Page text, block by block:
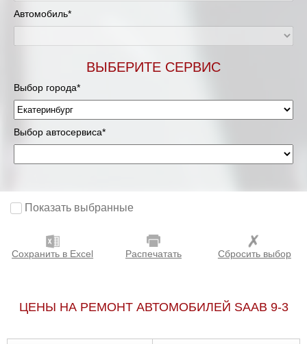
Автомобиль*
ВЫБЕРИТЕ СЕРВИС
Выбор города*
Выбор автосервиса*
Показать выбранные
Сохранить в Excel Распечатать Сбросить выбор
ЦЕНЫ НА РЕМОНТ АВТОМОБИЛЕЙ SAAB 9-3